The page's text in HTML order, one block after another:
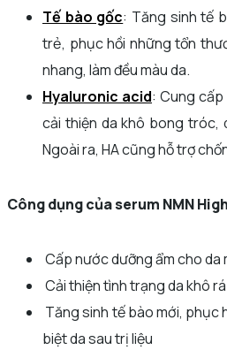
Tế bào gốc: Tăng sinh tế
trẻ, phục hồi những tổn
nhang, làm đều màu da.
Hyaluronic acid: Cung cấp
cải thiện da khô bong tróc,
Ngoài ra, HA cũng hỗ trợ
Công dụng của serum NMN
Cấp nước dưỡng ẩm cho da
Cải thiện tình trạng da khô
Tăng sinh tế bào mới, phục
biệt da sau trị liệu